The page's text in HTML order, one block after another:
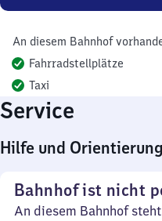
An diesem Bahnhof
Fahrradstellplätze
Taxi
Service
Hilfe und
Bahnhof ist nicht
An diesem Bahnhof